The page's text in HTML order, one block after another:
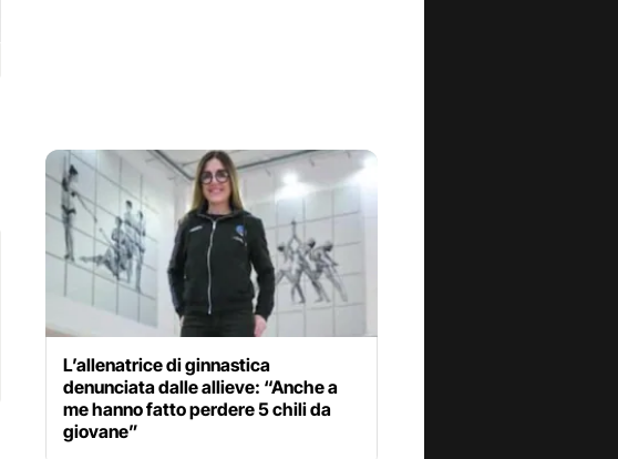
L’allenatrice di ginnastica
denunciata dalle allieve: “Anche a
me hanno fatto perdere 5 chili da
giovane”